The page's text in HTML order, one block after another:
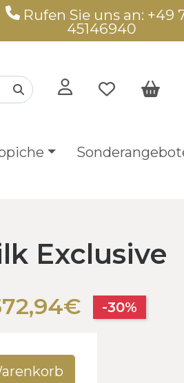
Rufen Sie uns an: +49
45146940
Exclusive
-30%